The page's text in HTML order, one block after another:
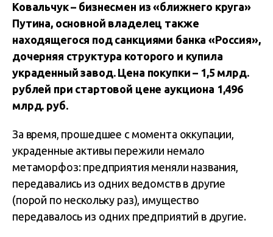
Ковальчук – бизнесмен из «ближнего круга»
Путина, основной владелец также
находящегося под санкциями банка «Россия»,
дочерняя структура которого и купила
украденный завод. Цена покупки – 1,5 млрд.
рублей при стартовой цене аукциона 1,496
млрд. руб.
За время, прошедшее с момента оккупации,
украденные активы пережили немало
метаморфоз: предприятия меняли названия,
передавались из одних ведомств в другие
(порой по нескольку раз), имущество
передавалось из одних предприятий в другие.